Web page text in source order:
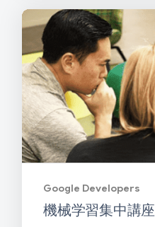
Google Developers
機械学習集中講座